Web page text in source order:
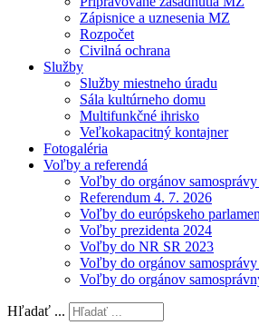
Zápisnice a uznesenia MZ
Rozpočet
Civilná ochrana
Služby
Služby miestneho úradu
Sála kultúrneho domu
Multifunkčné ihrisko
Veľkokapacitný kontajner
Fotogaléria
Voľby a referendá
Voľby do orgánov
Referendum 4. 7. 2026
Voľby do európskeho
Voľby prezidenta 2024
Voľby do NR SR 2023
Voľby do orgánov
Voľby do orgánov
Hľadať ...